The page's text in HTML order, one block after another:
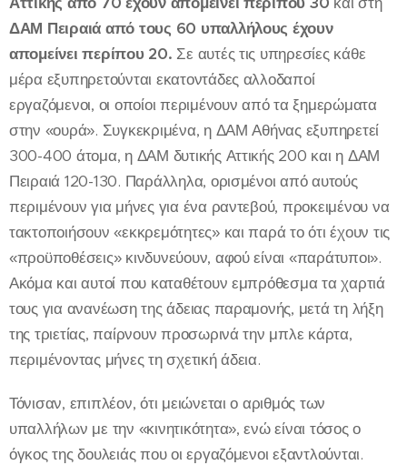
ΔΑΜ Πειραιά από τους 60 υπαλλήλους έχουν
απομείνει περίπου 20. Σε αυτές τις υπηρεσίες κάθε
μέρα εξυπηρετούνται εκατοντάδες αλλοδαποί
εργαζόμενοι, οι οποίοι περιμένουν από τα ξημερώματα
στην «ουρά». Συγκεκριμένα, η ΔΑΜ Αθήνας εξυπηρετεί
300-400 άτομα, η ΔΑΜ δυτικής Αττικής 200 και η ΔΑΜ
Πειραιά 120-130. Παράλληλα, ορισμένοι από αυτούς
περιμένουν για μήνες για ένα ραντεβού, προκειμένου να
τακτοποιήσουν «εκκρεμότητες» και παρά το ότι έχουν τις
«προϋποθέσεις» κινδυνεύουν, αφού είναι «παράτυποι».
Ακόμα και αυτοί που καταθέτουν εμπρόθεσμα τα χαρτιά
τους για ανανέωση της άδειας παραμονής, μετά τη λήξη
της τριετίας, παίρνουν προσωρινά την μπλε κάρτα,
περιμένοντας μήνες τη σχετική άδεια.
Τόνισαν, επιπλέον, ότι μειώνεται ο αριθμός των
υπαλλήλων με την «κινητικότητα», ενώ είναι τόσος ο
όγκος της δουλειάς που οι εργαζόμενοι εξαντλούνται.